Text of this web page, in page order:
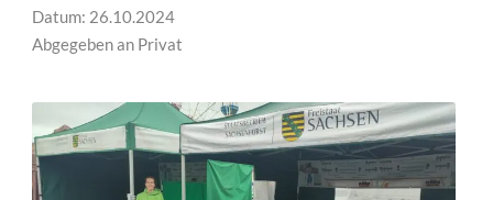
Datum: 26.10.2024
Abgegeben an Privat